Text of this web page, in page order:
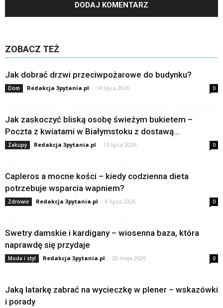
ZOBACZ TEŻ
Jak dobrać drzwi przeciwpożarowe do budynku?
Dom Redakcja 3pytania.pl - 14 lipca 2026 0
Jak zaskoczyć bliską osobę świeżym bukietem –
Poczta z kwiatami w Białymstoku z dostawą...
Zakupy Redakcja 3pytania.pl - 13 lipca 2026 0
Capleros a mocne kości – kiedy codzienna dieta
potrzebuje wsparcia wapniem?
Zdrowie Redakcja 3pytania.pl - 8 lipca 2026 0
Swetry damskie i kardigany – wiosenna baza, która
naprawdę się przydaje
Moda i styl Redakcja 3pytania.pl - 20 maja 2026 0
Jaką latarkę zabrać na wycieczkę w plener – wskazówki
i porady